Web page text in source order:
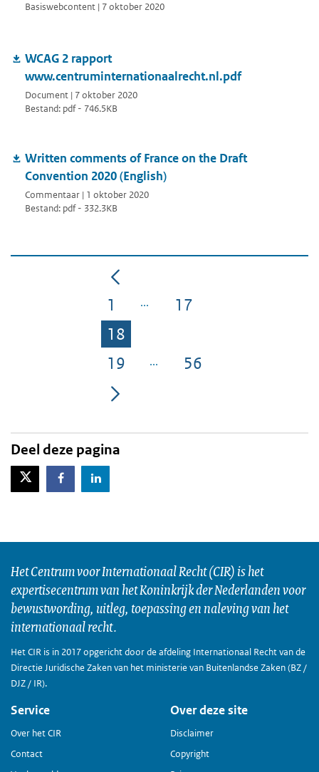
Basiswebcontent | 7 oktober 2020
WCAG 2 rapport
www.centruminternationaalrecht.nl.pdf
Document | 7 oktober 2020
Bestand: pdf - 746.5KB
Written comments of France on the Draft
Convention 2020 (English)
Commentaar | 1 oktober 2020
Bestand: pdf - 332.3KB
Pagina
1 Pagina
17
Pagina
18
Pagina
19 Pagina
56
Deel deze pagina
X-TwitterFacebookLinkedIn
Het Centrum voor Internationaal Recht (CIR) is het
expertisecentrum van het Koninkrijk der Nederlanden voor
bewustwording, uitleg, toepassing en naleving van het
internationaal recht.
Het CIR is in 2017 opgericht door de afdeling Internationaal Recht van de
Directie Juridische Zaken van het ministerie van Buitenlandse Zaken (BZ /
DJZ / IR).
Service
Over het CIR
Contact
Over deze site
Disclaimer
Copyright